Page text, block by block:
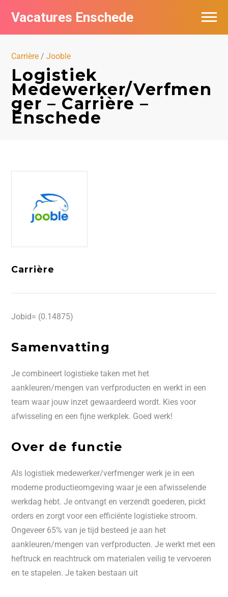
Vacatures Enschede
Carrière /Jooble
Logistiek
Medewerker/Verfmen
ger – Carrière –
Enschede
Carrière
Jobid= (0.14875)
Samenvatting
Je combineert logistieke taken met het
aankleuren/mengen van verfproducten en werkt in een
team waar jouw inzet gewaardeerd wordt. Kies voor
afwisseling en een fijne werkplek. Goed werk!
Over de functie
Als logistiek medewerker/verfmenger werk je in een
moderne productieomgeving waar je een afwisselende
werkdag hebt. Je ontvangt en verzendt goederen, pickt
orders en zorgt voor een efficiënte logistieke stroom.
Ongeveer 65% van je tijd besteed je aan het
aankleuren/mengen van verfproducten. Je werkt met een
heftruck en reachtruck om materialen veilig te vervoeren
en te stapelen. Je taken bestaan uit
Vacatures per bedrijf
Nieuwsbrief feed